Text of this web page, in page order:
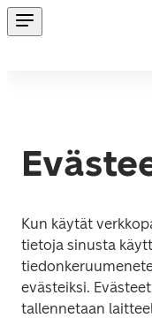
Kun käytät
tietoja sinusta
evästeiksi.
tallennetaan